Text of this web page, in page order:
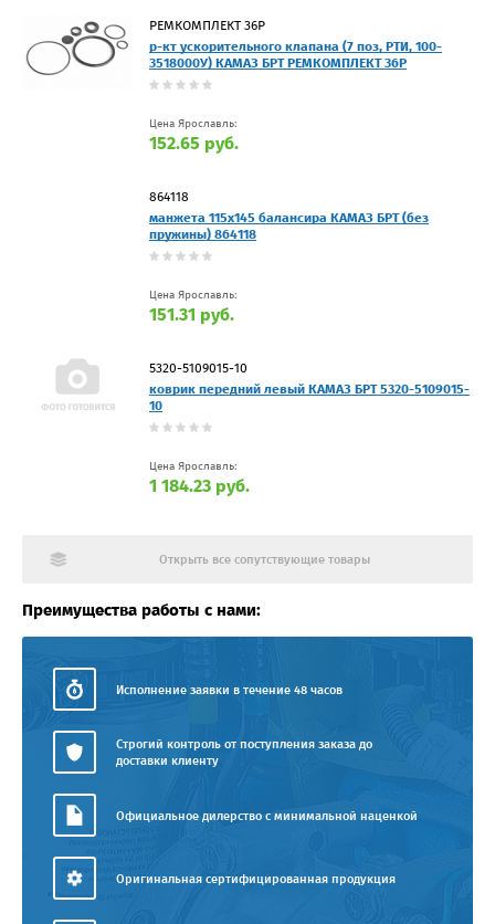
РЕМКОМПЛЕКТ 36Р
р-кт ускорительного клапана (7 поз, РТИ, 100-
3518000У) КАМАЗ БРТ РЕМКОМПЛЕКТ 36Р
Цена Ярославль:
152.65 руб.
864118
манжета 115х145 балансира КАМАЗ БРТ (без
пружины) 864118
Цена Ярославль:
151.31 руб.
5320-5109015-10
коврик передний левый КАМАЗ БРТ 5320-5109015-
10
Цена Ярославль:
1 184.23 руб.
Открыть все сопутствующие товары
Преимущества работы с нами:
Исполнение заявки в течение 48 часов
Строгий контроль от поступления заказа до
доставки клиенту
Официальное дилерство с минимальной наценкой
Оригинальная сертифицированная продукция